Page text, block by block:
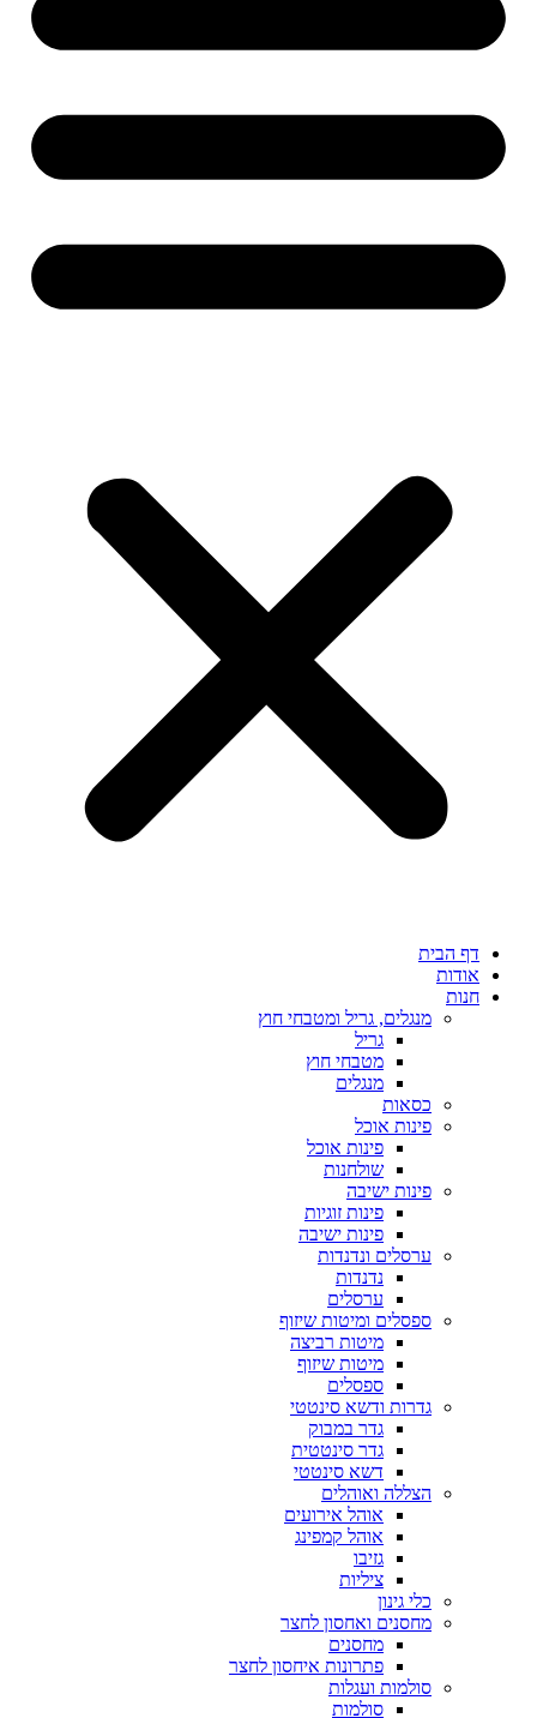
דף הבית
אודות
חנות
מנגלים, גריל ומטבחי חוץ
גריל
מטבחי חוץ
מנגלים
כסאות
פינות אוכל
פינות אוכל
שולחנות
פינות ישיבה
פינות זוגיות
פינות ישיבה
ערסלים ונדנדות
נדנדות
ערסלים
ספסלים ומיטות שיזוף
מיטות רביצה
מיטות שיזוף
ספסלים
גדרות ודשא סינטטי
גדר במבוק
גדר סינטטית
דשא סינטטי
הצללה ואוהלים
אוהל אירועים
אוהל קמפינג
גזיבו
ציליות
כלי גינון
מחסנים ואחסון לחצר
מחסנים
פתרונות איחסון לחצר
סולמות ועגלות
סולמות